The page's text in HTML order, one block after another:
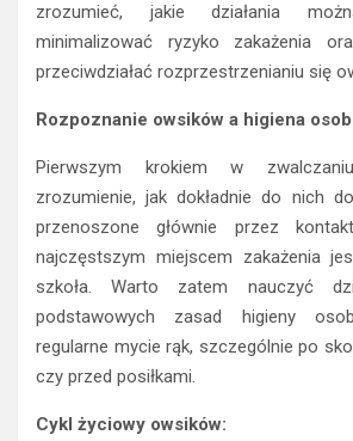
zrozumieć, jakie działania
minimalizować ryzyko zakażenia
przeciwdziałać rozprzestrzenianiu się
Rozpoznanie owsików a higiena
Pierwszym krokiem w
zrozumienie, jak dokładnie do nich
przenoszone głównie przez
najczęstszym miejscem zakażenia
szkoła. Warto zatem nauczyć
podstawowych zasad higieny
regularne mycie rąk, szczególnie po
czy przed posiłkami.
Cykl życiowy owsików: